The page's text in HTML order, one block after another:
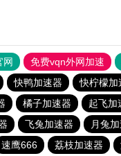
网 免费vqn外网加速
快鸭加速器 快柠檬加
橘子加速器 起飞加
飞兔加速器 月兔
速鹰666 荔枝加速器